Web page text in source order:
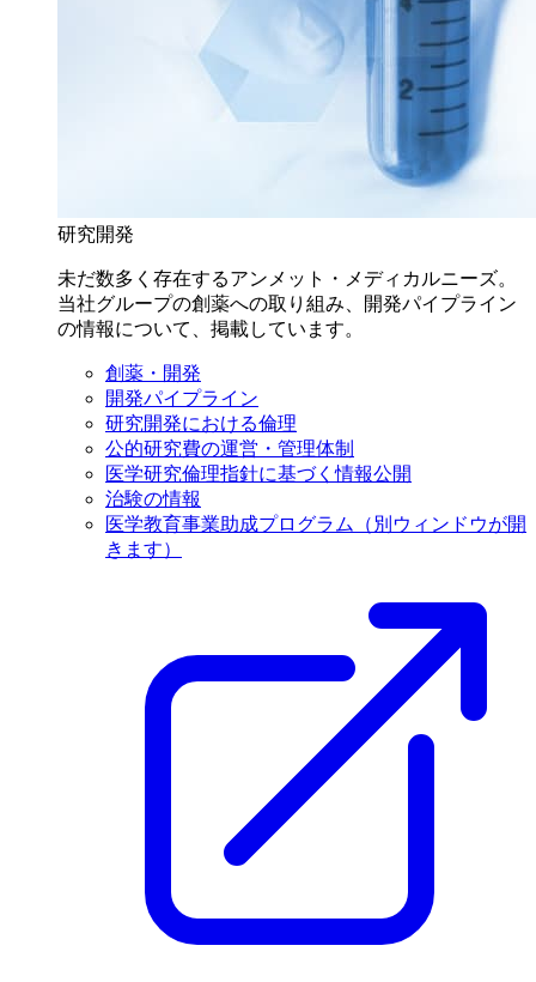
研究開発
未だ数多く存在するアンメット・メディカルニーズ。
当社グループの創薬への取り組み、開発パイプライン
の情報について、掲載しています。
創薬・開発
開発パイプライン
研究開発における倫理
公的研究費の運営・管理体制
医学研究倫理指針に基づく情報公開
治験の情報
医学教育事業助成プログラム
（別ウィンドウが開
きます）